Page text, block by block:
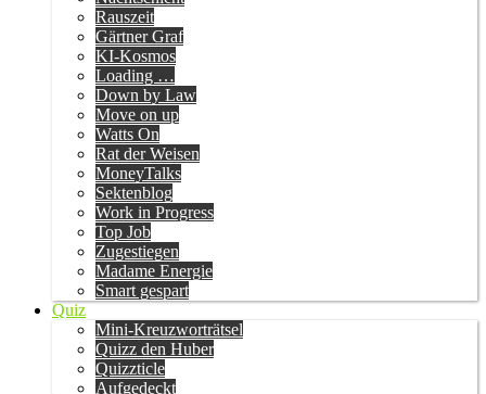
Rauszeit
Gärtner Graf
KI-Kosmos
Loading …
Down by Law
Move on up
Watts On
Rat der Weisen
MoneyTalks
Sektenblog
Work in Progress
Top Job
Zugestiegen
Madame Energie
Smart gespart
Quiz
Mini-Kreuzworträtsel
Quizz den Huber
Quizzticle
Aufgedeckt